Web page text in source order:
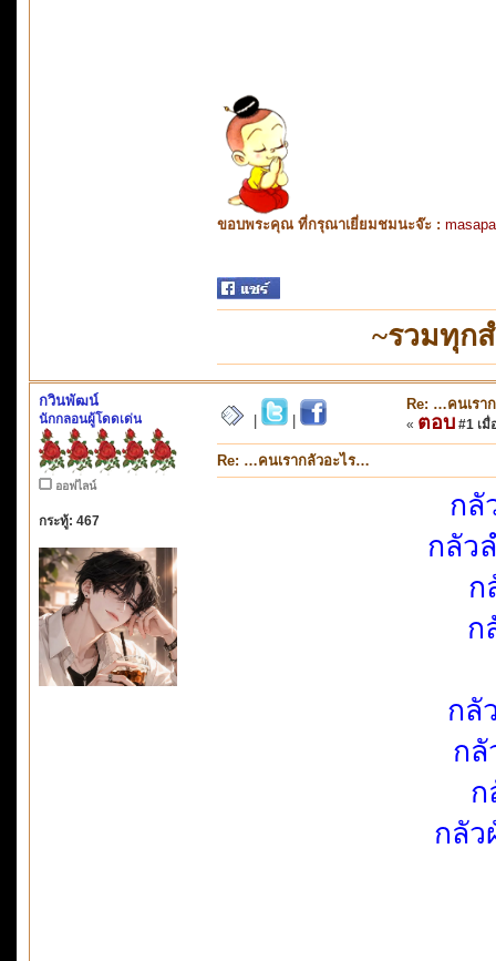
ขอบพระคุณ ที่กรุณาเยี่ยมชมนะจ๊ะ :
~รวมทุก
กวินพัฒน์
นักกลอนผู้โดดเด่น
ออฟไลน์
กระทู้: 467
Re: …คนเรา
« ตอบ #1 เมื่
Re: …คนเรากลัวอะไร…
กลั
กลัว
ก
ก
กลั
กลั
ก
กลัว